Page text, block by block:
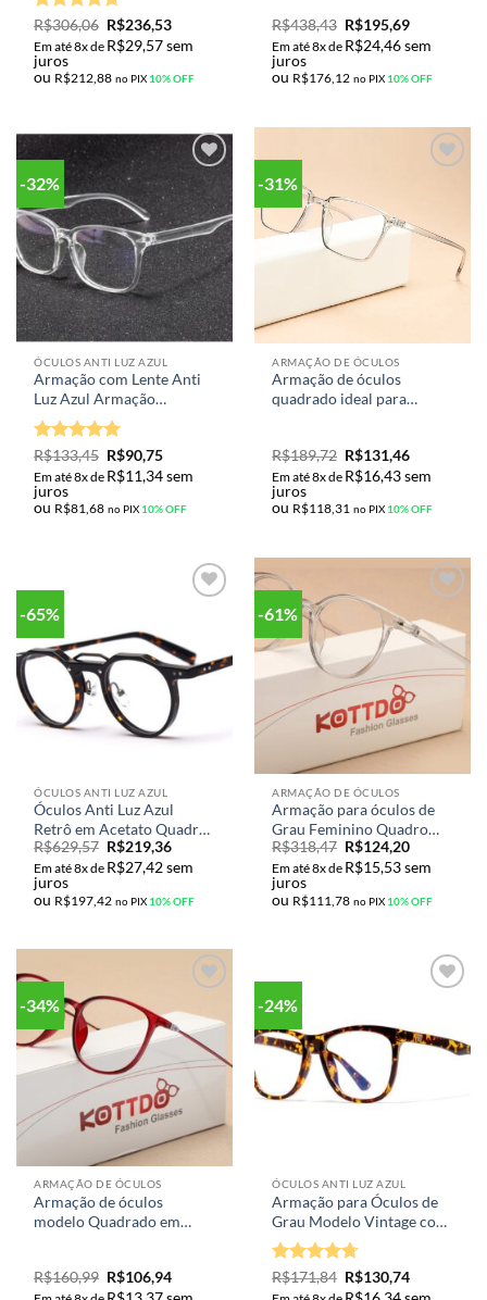
Avaliação
4.62de 5
R$306,06 R$236,53
Em até 8x de R$29,57sem
juros
ou R$212,88 no PIX 10% OFF
R$438,43 R$195,69
Em até 8x de R$24,46sem
juros
ou R$176,12 no PIX 10% OFF
-32%
Adicionar
aos meus
desejos
ÓCULOS ANTI LUZ AZUL
Armação com Lente Anti
Luz Azul Armação
Quadrado Unissex Moda
Transparente Oulylan
Avaliação5
de 5
R$133,45 R$90,75
Em até 8x de R$11,34sem
juros
ou R$81,68 no PIX 10% OFF
-31%
ARMAÇÃO DE ÓCULOS
Armação de óculos
quadrado ideal para
R$189,72 R$131,46
Em até 8x de R$16,43sem
juros
ou R$118,31 no PIX 10% OFF
-65%
desejos
ÓCULOS ANTI LUZ AZUL
Óculos Anti Luz Azul
Retrô em Acetato Quadro
Redondo Unissex M-
49827
R$629,57 R$219,36
Em até 8x de R$27,42sem
juros
ou R$197,42 no PIX 10% OFF
-61%
aos meus
desejos
ARMAÇÃO DE ÓCULOS
Armação para óculos de
Grau Feminino Quadro
Redondo
R$318,47 R$124,20
Em até 8x de R$15,53sem
juros
ou R$111,78 no PIX 10% OFF
-34%
aos meus
desejos
ARMAÇÃO DE ÓCULOS
Armação de óculos
modelo Quadrado em
material anti alérgico
R$160,99 R$106,94
-24%
desejos
ÓCULOS ANTI LUZ AZUL
Armação para Óculos de
Grau Modelo Vintage com
Lente que Bloqueia Luz
Azul Para Computador ou
Leitura
Avaliação
4.67de 5
R$171,84 R$130,74